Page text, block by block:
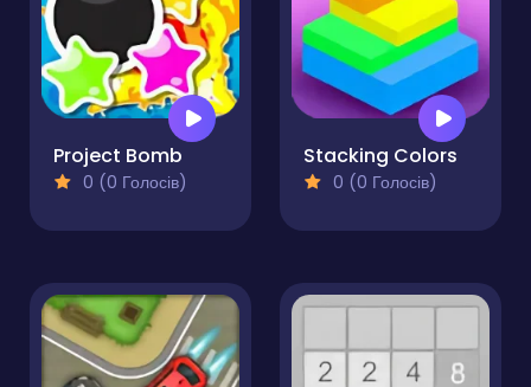
Project Bomb
0 (0 Голосів)
Stacking Colors
0 (0 Голосів)